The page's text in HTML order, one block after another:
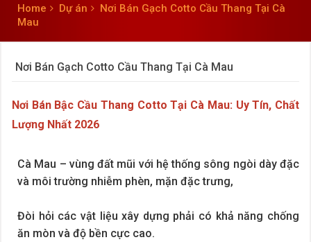
Home Dự án
Nơi Bán Gạch Cotto Cầu Thang Tại Cà
Mau
Nơi Bán Gạch Cotto Cầu Thang Tại Cà Mau
Nơi Bán Bậc Cầu Thang Cotto Tại Cà Mau: Uy Tín, Chất
Lượng Nhất 2026
Cà Mau – vùng đất mũi với hệ thống sông ngòi dày đặc
và môi trường nhiễm phèn, mặn đặc trưng,
Đòi hỏi các vật liệu xây dựng phải có khả năng chống
ăn mòn và độ bền cực cao.